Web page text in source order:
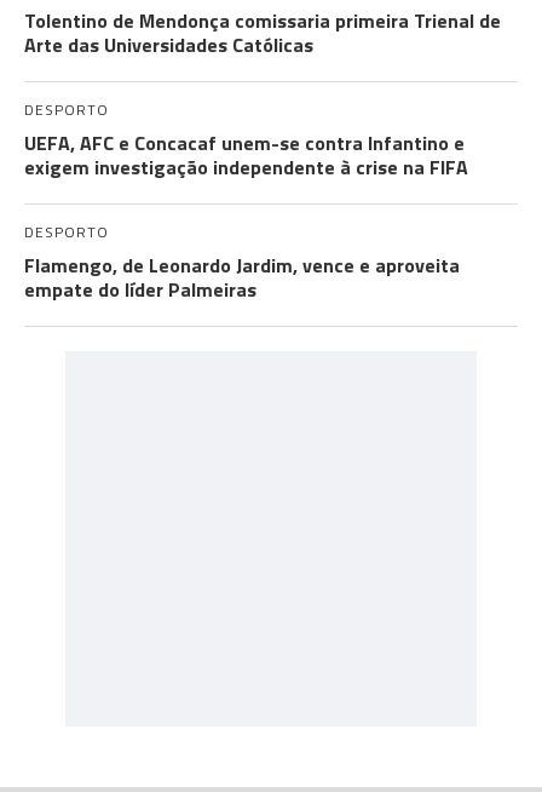
Tolentino de Mendonça comissaria primeira Trienal de
Arte das Universidades Católicas
DESPORTO
UEFA, AFC e Concacaf unem-se contra Infantino e
exigem investigação independente à crise na FIFA
DESPORTO
Flamengo, de Leonardo Jardim, vence e aproveita
empate do líder Palmeiras